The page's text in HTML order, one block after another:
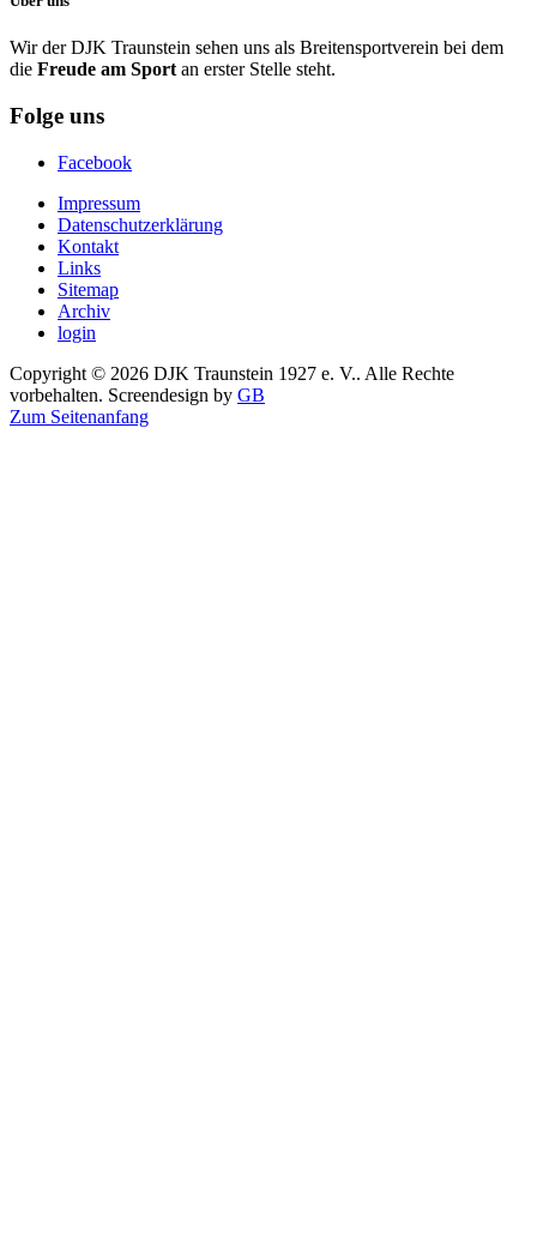
Wir der DJK Traunstein sehen uns als Breitensportverein bei dem
die Freude am Sportan erster Stelle steht.
Folge uns
Facebook
Impressum
Datenschutzerklärung
Kontakt
Links
Sitemap
Archiv
login
Copyright © 2026 DJK Traunstein 1927 e. V.. Alle Rechte
vorbehalten. Screendesign by GB
Zum Seitenanfang